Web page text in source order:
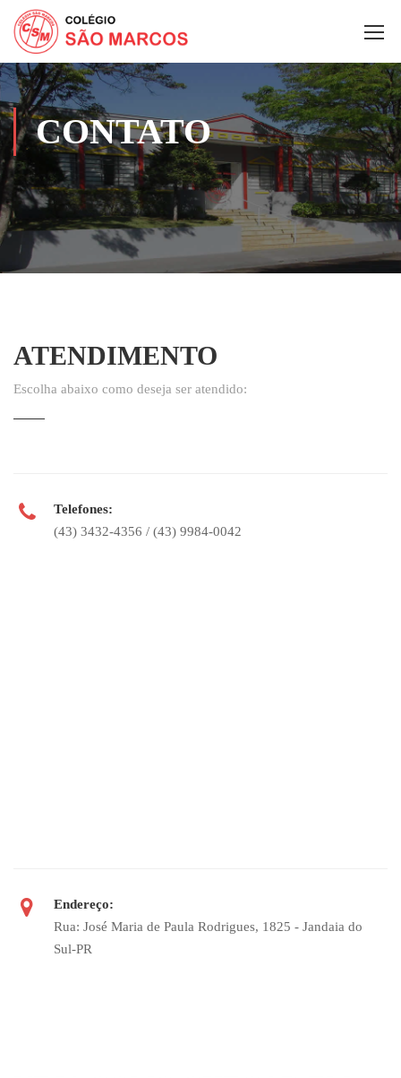
CONTATO
ATENDIMENTO
Escolha abaixo como deseja ser atendido:
Telefones:
(43) 3432-4356 / (43) 9984-0042
Endereço:
Rua: José Maria de Paula Rodrigues, 1825 - Jandaia do
Sul-PR